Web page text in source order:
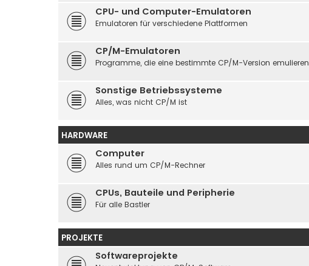
CPU- und Computer-Emulatoren
Emulatoren für verschiedene Plattformen
CP/M-Emulatoren
Programme, die eine bestimmte CP/M-Version emulieren
Sonstige Betriebssysteme
Alles, was nicht CP/M ist
HARDWARE
Computer
Alles rund um CP/M-Rechner
CPUs, Bauteile und Peripherie
Für alle Bastler
PROJEKTE
Softwareprojekte